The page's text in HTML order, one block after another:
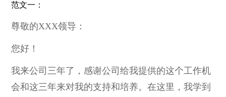
范文一：
尊敬的XXX领导：
您好！
我来公司三年了，感谢公司给我提供的这个工作机
会和这三年来对我的支持和培养。在这里，我学到